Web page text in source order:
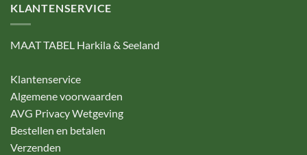
KLANTENSERVICE
MAAT TABEL Harkila & Seeland
Klantenservice
Algemene voorwaarden
AVG Privacy Wetgeving
Bestellen en betalen
Verzenden